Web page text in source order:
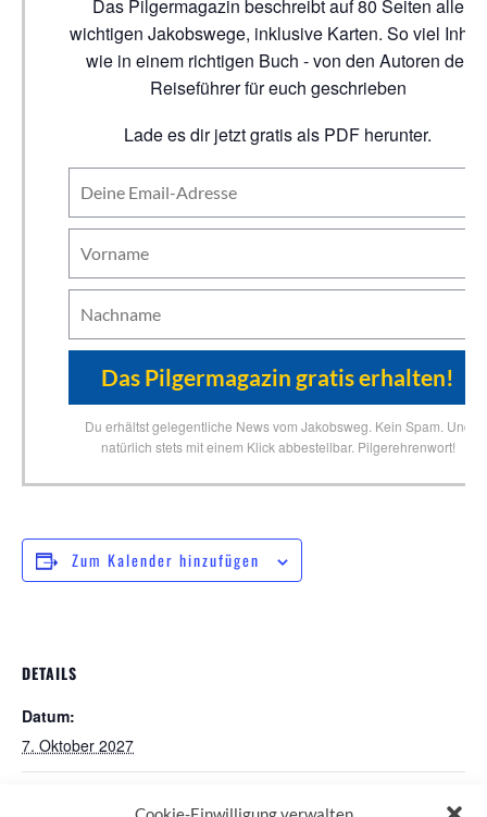
Das Pilgermagazin beschreibt auf 80 Seiten alle
wichtigen Jakobswege, inklusive Karten. So viel Inhalt
wie in einem richtigen Buch - von den Autoren der
Reiseführer für euch geschrieben
Lade es dir jetzt gratis als PDF herunter.
Du erhältst gelegentliche News vom Jakobsweg. Kein Spam. Und
natürlich stets mit einem Klick abbestellbar. Pilgerehrenwort!
Zum Kalender hinzufügen
DETAILS
Datum:
7. Oktober 2027
Pilgerstammtisch in Nürnberg Schweigend um die Alster